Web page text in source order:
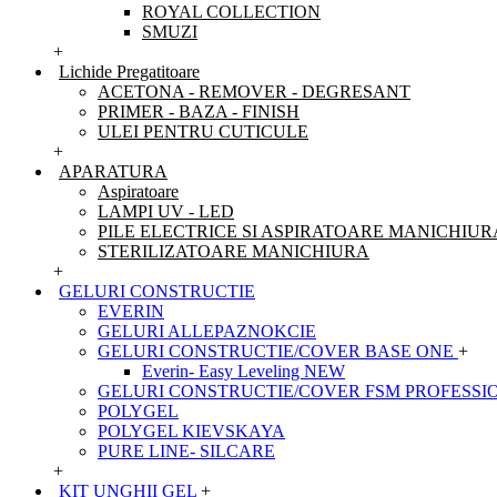
ROYAL COLLECTION
SMUZI
+
Lichide Pregatitoare
ACETONA - REMOVER - DEGRESANT
PRIMER - BAZA - FINISH
ULEI PENTRU CUTICULE
+
APARATURA
Aspiratoare
LAMPI UV - LED
PILE ELECTRICE SI ASPIRATOARE
STERILIZATOARE MANICHIURA
+
GELURI CONSTRUCTIE
EVERIN
GELURI ALLEPAZNOKCIE
GELURI CONSTRUCTIE/COVER BASE ONE +
Everin- Easy Leveling NEW
GELURI CONSTRUCTIE/COVER FSM
POLYGEL
POLYGEL KIEVSKAYA
PURE LINE- SILCARE
+
KIT UNGHII GEL +